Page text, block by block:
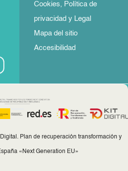
Cookies, Política de
privacidad y Legal
Mapa del sitio
Accesibilidad
Plan de recuperación transformación y
«Next Generation EU»